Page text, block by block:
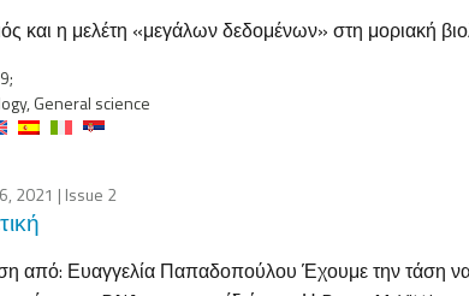
και η μελέτη «μεγάλων δεδομένων» στη μοριακή
General science
2021 | Issue 2
από: Ευαγγελία Παπαδοπούλου Έχουμε την τάση να